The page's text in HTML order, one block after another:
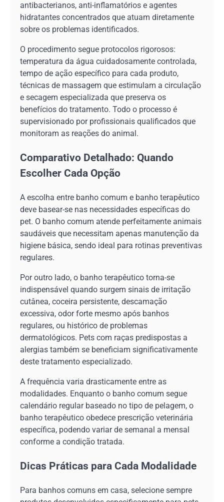
antibacterianos, anti-inflamatórios e agentes
hidratantes concentrados que atuam diretamente
sobre os problemas identificados.
O procedimento segue protocolos rigorosos:
temperatura da água cuidadosamente controlada,
tempo de ação específico para cada produto,
técnicas de massagem que estimulam a circulação
e secagem especializada que preserva os
benefícios do tratamento. Todo o processo é
supervisionado por profissionais qualificados que
monitoram as reações do animal.
Comparativo Detalhado: Quando
Escolher Cada Opção
A escolha entre banho comum e banho terapêutico
deve basear-se nas necessidades específicas do
pet. O banho comum atende perfeitamente animais
saudáveis que necessitam apenas manutenção da
higiene básica, sendo ideal para rotinas preventivas
regulares.
Por outro lado, o banho terapêutico torna-se
indispensável quando surgem sinais de irritação
cutânea, coceira persistente, descamação
excessiva, odor forte mesmo após banhos
regulares, ou histórico de problemas
dermatológicos. Pets com raças predispostas a
alergias também se beneficiam significativamente
deste tratamento especializado.
A frequência varia drasticamente entre as
modalidades. Enquanto o banho comum segue
calendário regular baseado no tipo de pelagem, o
banho terapêutico obedece prescrição veterinária
específica, podendo variar de semanal a mensal
conforme a condição tratada.
Dicas Práticas para Cada Modalidade
Para banhos comuns em casa, selecione sempre